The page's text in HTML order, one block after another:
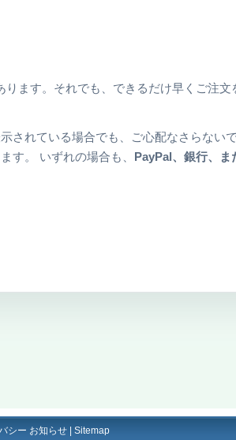
ます。それでも、できるだけ早くご注文
されている場合でも、ご心配なさらない
す。 いずれの場合も、 PayPal、銀行、ま
シー お知らせ Sitemap